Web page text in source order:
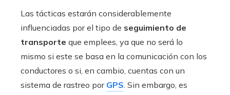
Las tácticas estarán considerablemente
influenciadas por el tipo de seguimiento de
transporte que emplees, ya que no será lo
mismo si este se basa en la comunicación con los
conductores o si, en cambio, cuentas con un
sistema de rastreo por GPS. Sin embargo, es